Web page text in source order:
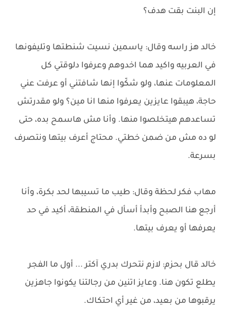
إن البنت بقت هدف؟
خالد هز راسه وقال: ياسمين نسيت شنطتها وتليفونها
في العربيه واكيد هما اخدوهم وعرفوا دلوقتي كل
المعلومات عنها، ولو شكّوا إنها شافتني أو عرفت عني
حاجة، هيبقوا عايزين يعرفوا منها انا مين؟ ولو مقدرتش
تساعدهم هيتخلصوا منها. وأنا مش هاسمح بده، حتى
لو ده مش من ضمن خطتي. محتاج أعرف بيتها ونتصرف
بسرعة.
مهاب فكر لحظة وقال: طيب ما تسيبها لحد بكرة، وأنا
أرجع هنا الصبح وأبدأ أسأل في المنطقة، أكيد في حد
يعرفها أو يعرف بيتها.
خالد قال بحزم: لازم نتحرك بدري آكتر ... أول ما الفجر
يطلع تكون هنا. وعايز اتنين من رجالتنا يكونوا جاهزين
يرقبوها من بعيد، من غير أي احتكاك.